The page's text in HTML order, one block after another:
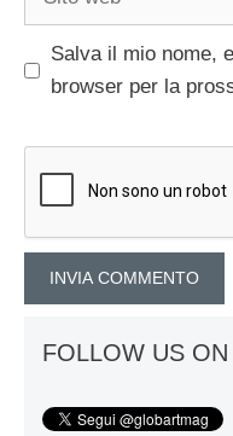
Salva il mio nome,
browser per la
FOLLOW US